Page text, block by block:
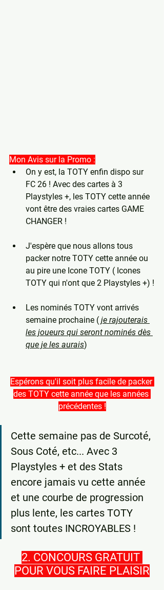
Mon Avis sur la Promo :
On y est, la TOTY enfin dispo sur
FC 26 ! Avec des cartes à 3
Playstyles +, les TOTY cette année
vont être des vraies cartes GAME
CHANGER !
J'espère que nous allons tous
packer notre TOTY cette année ou
au pire une Icone TOTY ( Icones
TOTY qui n'ont que 2 Playstyles +) !
Les nominés TOTY vont arrivés
semaine prochaine ( je rajouterais
les joueurs qui seront nominés dès
que je les aurais)
Espérons qu'il soit plus facile de packer
des TOTY cette année que les années
précédentes !
Cette semaine pas de Surcoté,
Sous Coté, etc... Avec 3
Playstyles + et des Stats
encore jamais vu cette année
et une courbe de progression
plus lente, les cartes TOTY
sont toutes INCROYABLES !
2. CONCOURS GRATUIT
POUR VOUS FAIRE PLAISIR